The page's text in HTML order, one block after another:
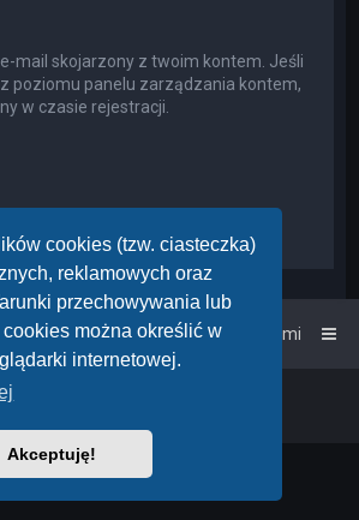
cookies (tzw. ciasteczka)
reklamowych oraz
przechowywania lub
można określić w
internetowej.
Akceptuję!
mail skojarzony z twoim kontem. Jeśli
poziomu panelu zarządzania kontem,
w czasie rejestracji.
Kontakt z nami
Design by